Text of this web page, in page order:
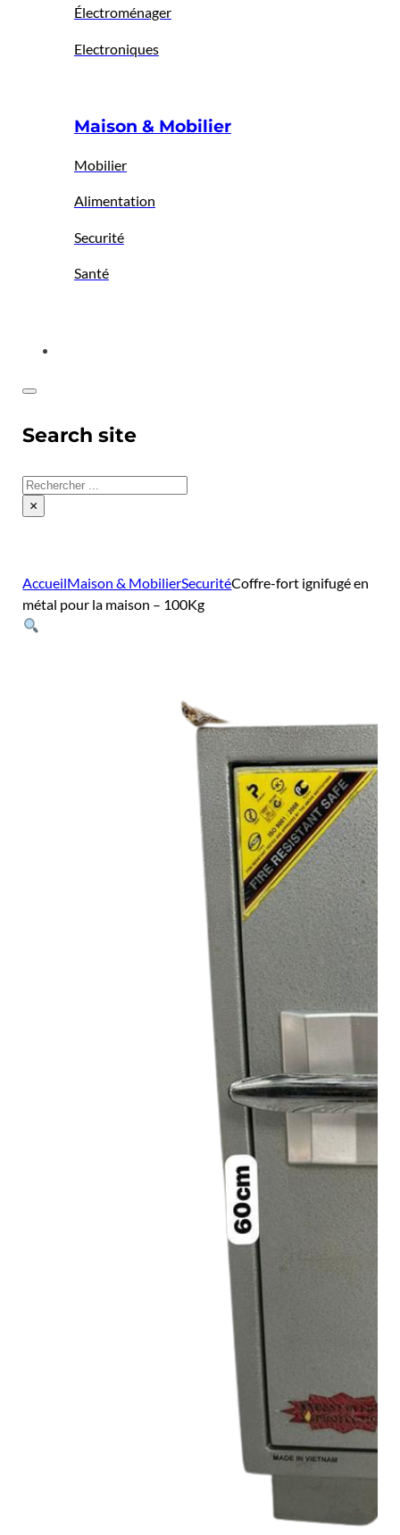
Électroménager
Electroniques
Maison & Mobilier
Mobilier
Alimentation
Securité
Santé
Search site
Rechercher
×
AccueilMaison & MobilierSecuritéCoffre-fort ignifugé en
métal pour la maison – 100Kg